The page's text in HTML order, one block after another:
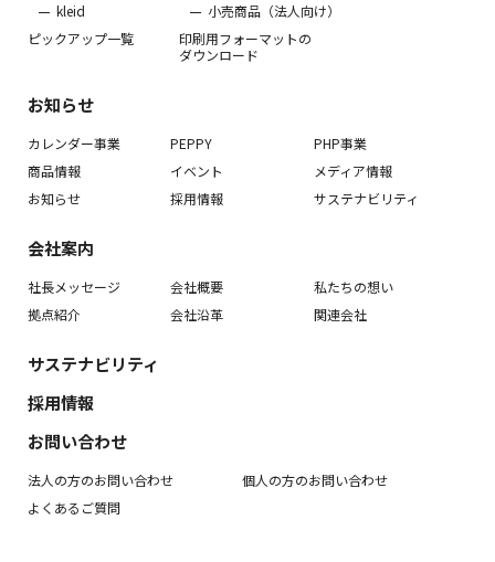
kleid
ピックアップ一覧
小売商品（法人向け）
印刷用フォーマットの
ダウンロード
お知らせ
カレンダー事業 PEPPY
PHP事業
商品情報
イベント
メディア情報
お知らせ
採用情報 サステナビリティ
会社案内
社長メッセージ 会社概要
私たちの想い
拠点紹介
会社沿革 関連会社
サステナビリティ
採用情報
お問い合わせ
法人の方のお問い合わせ
個人の方のお問い合わせ
よくあるご質問